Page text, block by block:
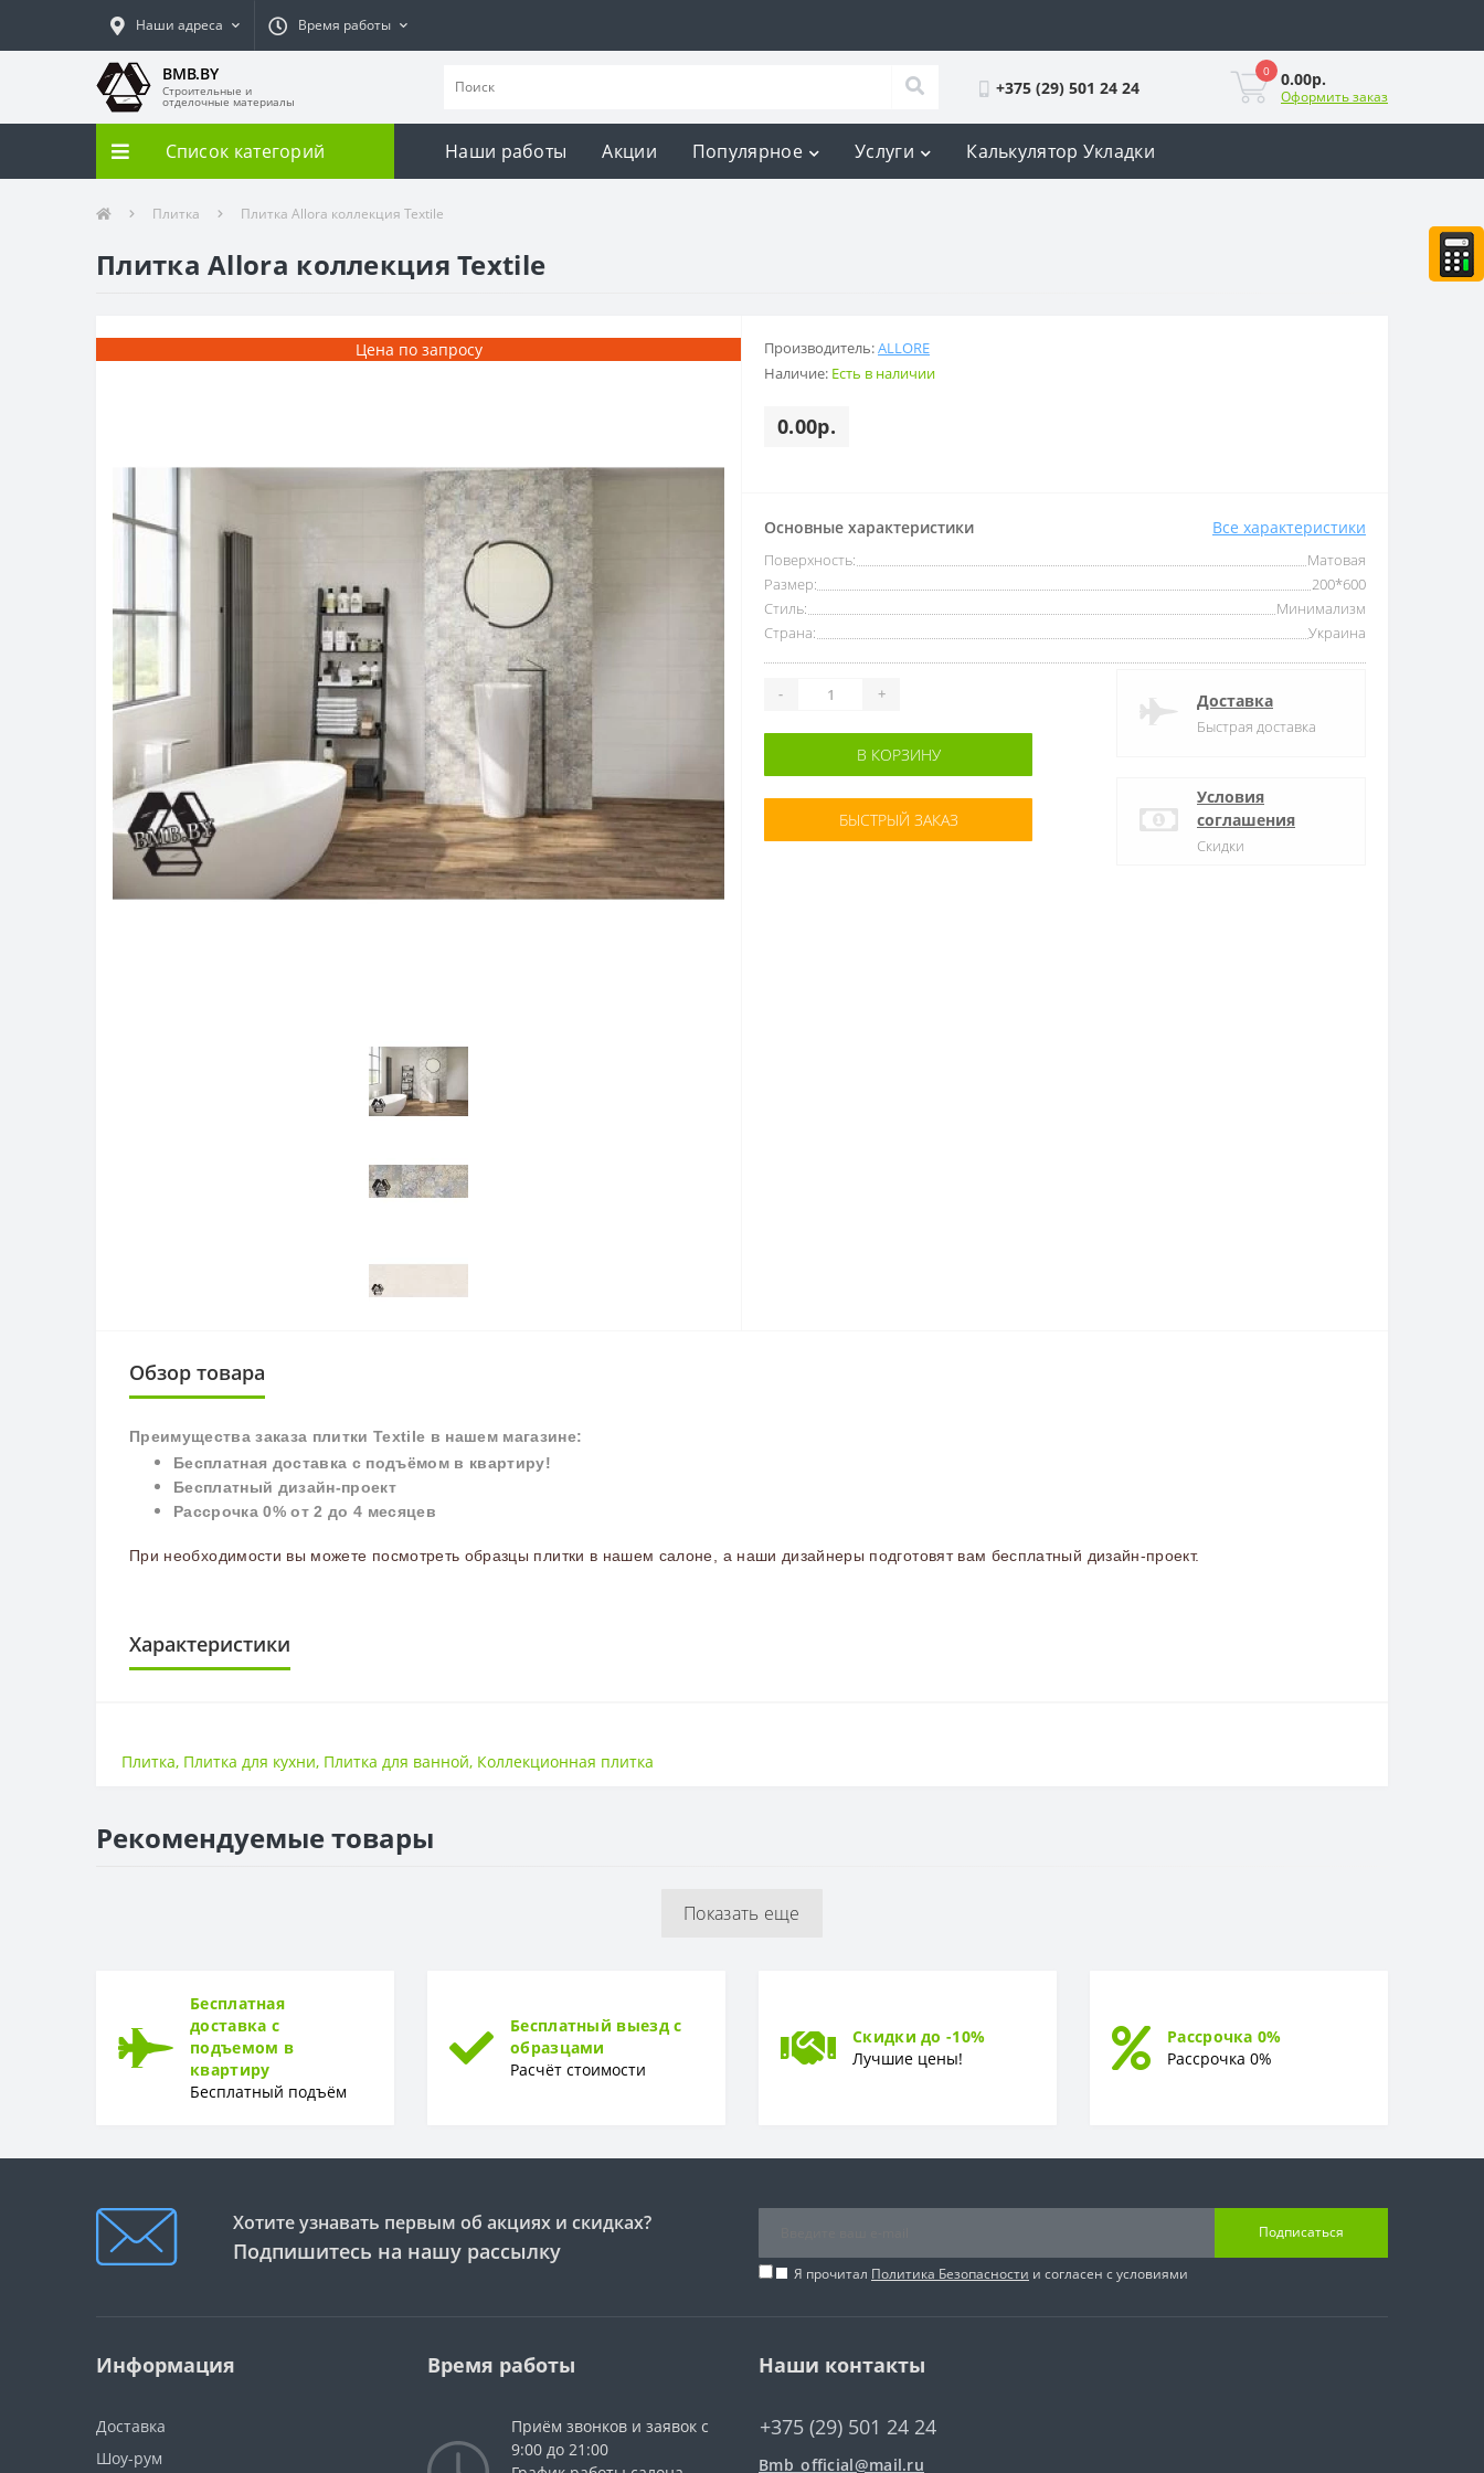
Наши адреса Время работы
BMB.BY
Строительные и
отделочные материалы
+375 (29) 501 24 24
0 0.00р.
Оформить заказ
Список категорий Наши работы Акции Популярное Услуги Калькулятор Укладки
Плитка Плитка Allora коллекция Textile
Плитка Allora коллекция Textile
Цена по запросу Производитель:ALLORE
Наличие: Есть в наличии
0.00р.
Основные характеристики Все характеристики
Поверхность:
Матовая
Размер:
200*600
Стиль:
Минимализм
Страна:
Украина
- +
В КОРЗИНУ
БЫСТРЫЙ ЗАКАЗ
Доставка
Быстрая доставка
Условия
соглашения
Скидки
Обзор товара
Преимущества заказа плиткиTextile в нашем магазине:
Бесплатная доставка с подъёмом в квартиру!
Бесплатный дизайн-проект
Рассрочка 0% от 2 до 4 месяцев
При необходимости вы можете посмотреть образцы плитки в нашем салоне, а наши дизайнеры подготовят вам бесплатный дизайн-проект.
Характеристики
Размер
Плитка, Плитка для кухни, Плитка для ванной, Коллекционная плитка
Рекомендуемые товары
Показать еще
Бесплатная
доставка с
подъемом в
квартиру
Бесплатный подъём
Бесплатный выезд с
образцами
Расчёт стоимости
Скидки до -10%
Лучшие цены!
Рассрочка 0%
Рассрочка 0%
Хотите узнавать первым об акциях и скидках?
Подпишитесь на нашу рассылку
Подписаться
Я прочитал Политика Безопасности и согласен с условиями
Информация
Доставка
Шоу-рум
Время работы
Приём звонков и заявок с
9:00 до 21:00
Наши контакты
+375 (29) 501 24 24
Bmb_official@mail.ru